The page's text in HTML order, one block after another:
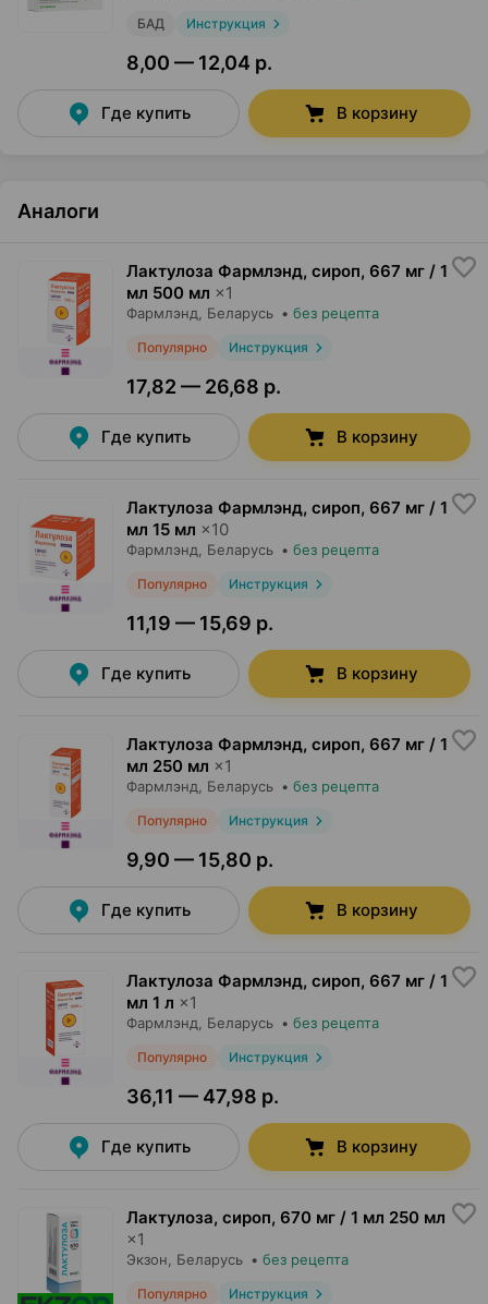
БАД Инструкция
8,00 — 12,04 р.
Где купить В корзину
Аналоги
Лактулоза Фармлэнд, сироп, 667 мг / 1
мл 500 мл ×1
Фармлэнд, Беларусь • без рецепта
Популярно Инструкция
17,82 — 26,68 р.
Где купить В корзину
Лактулоза Фармлэнд, сироп, 667 мг / 1
мл 15 мл ×10
Фармлэнд, Беларусь • без рецепта
Популярно Инструкция
11,19 — 15,69 р.
Где купить В корзину
Лактулоза Фармлэнд, сироп, 667 мг / 1
мл 250 мл ×1
Фармлэнд, Беларусь • без рецепта
Популярно Инструкция
9,90 — 15,80 р.
Где купить В корзину
Лактулоза Фармлэнд, сироп, 667 мг / 1
мл 1 л ×1
Фармлэнд, Беларусь • без рецепта
Популярно Инструкция
36,11 — 47,98 р.
Где купить В корзину
Лактулоза, сироп, 670 мг / 1 мл 250 мл
×1
Экзон, Беларусь • без рецепта
Популярно Инструкция